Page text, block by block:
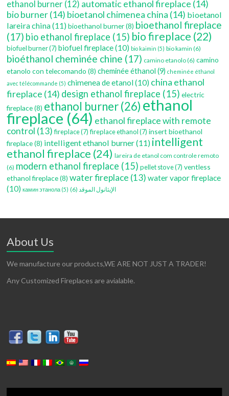
ethanol burner (12) automatic ethanol fireplace (14)
bio burner(14) bioetanol chimenea china (14) bioetanol
lareira china(11) bioethanol burner(8) bioethanol fireplace
(17) bio ethanol fireplace (15) bio fireplace (22)
biofuel burner(7) biofuel fireplace(10) bio kaimin (5) bio kamin (6)
bioéthanol cheminée chine (17) camino etanolo(6) camino
etanolo con telecomando (8) cheminée éthanol (9) cheminée éthanol
avec télécommande (5) chimenea de etanol(10) china ethanol
fireplace (14) design ethanol fireplace (15) electric
fireplace(8) ethanol burner(26) ethanol
fireplace (64) ethanol fireplace with remote
control (13) fireplace(7) fireplace ethanol(7) insert bioethanol
fireplace(8) intelligent ethanol burner(11) intelligent
ethanol fireplace (24) lareira de etanol com controle remoto
(6) modern ethanol fireplace (15) pellet stove(7) ventless
ethanol fireplace(8) water fireplace (13) water vapor fireplace
(10) камин этанола (5) الإيثانول الموقد (6)
About Us
We manufacture our products,WE ARE NOT JUST A TRADER!
Any Customized Fireplaces are avialable.